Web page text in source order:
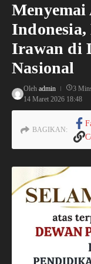
Menyemai
Irawan di
Nasional
Oleh admin 3
14 Maret 2026 18:48
BAGIKAN: